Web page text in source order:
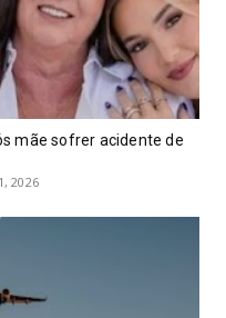
mãe sofrer acidente de
2026